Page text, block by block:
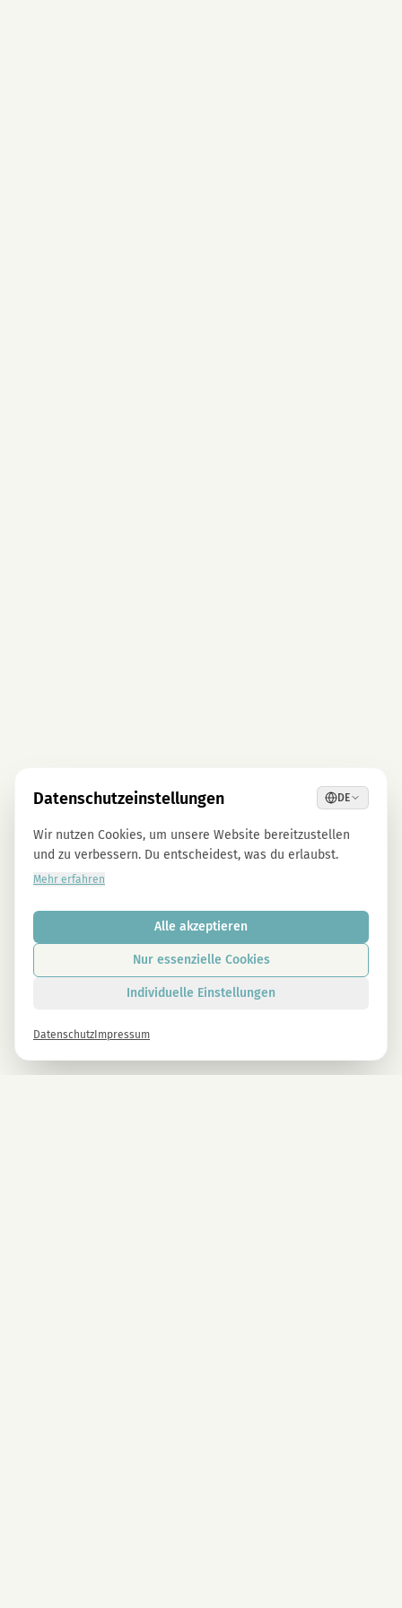
Datenschutzeinstellungen DE
Wir nutzen Cookies, um unsere Website bereitzustellen
und zu verbessern. Du entscheidest, was du erlaubst.
Mehr erfahren
Alle akzeptieren
Nur essenzielle Cookies
Individuelle Einstellungen
Datenschutz Impressum